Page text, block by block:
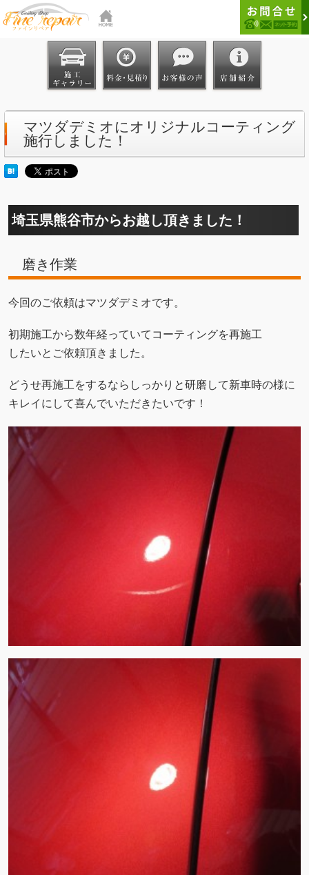
マツダデミオにオリジナルコーティング
施行しました！
埼玉県熊谷市からお越し頂きました！
磨き作業
今回のご依頼はマツダデミオです。
初期施工から数年経っていてコーティングを再施工
したいとご依頼頂きました。
どうせ再施工をするならしっかりと研磨して新車時の様に
キレイにして喜んでいただきたいです！